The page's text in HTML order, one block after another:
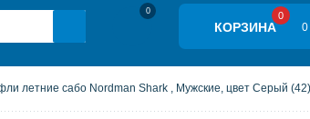
0
КОРЗИНА
0
0
летние сабо Nordman Shark , Мужские, цвет Серый